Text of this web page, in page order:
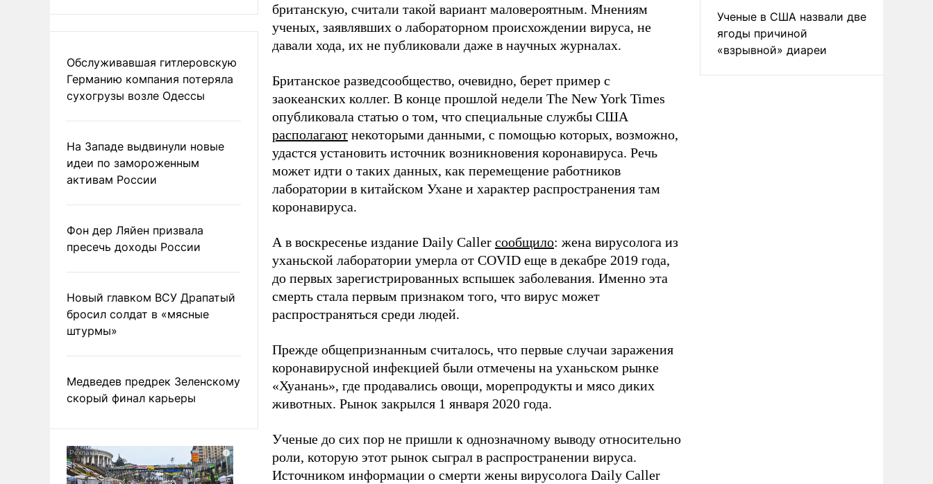
Обслуживавшая гитлеровскую
Германию компания потеряла
сухогрузы возле Одессы
На Западе выдвинули новые
идеи по замороженным
активам России
Фон дер Ляйен призвала
пресечь доходы России
Новый главком ВСУ Драпатый
бросил солдат в «мясные
штурмы»
Медведев предрек Зеленскому
скорый финал карьеры
британскую, считали такой вариант маловероятным. Мнениям
ученых, заявлявших о лабораторном происхождении вируса, не
давали хода, их не публиковали даже в научных журналах.
Британское разведсообщество, очевидно, берет пример с
заокеанских коллег. В конце прошлой недели The New York Times
опубликовала статью о том, что специальные службы США
располагают некоторыми данными, с помощью которых, возможно,
удастся установить источник возникновения коронавируса. Речь
может идти о таких данных, как перемещение работников
лаборатории в китайском Ухане и характер распространения там
коронавируса.
А в воскресенье издание Daily Caller сообщило: жена вирусолога из
уханьской лаборатории умерла от COVID еще в декабре 2019 года,
до первых зарегистрированных вспышек заболевания. Именно эта
смерть стала первым признаком того, что вирус может
распространяться среди людей.
Прежде общепризнанным считалось, что первые случаи заражения
коронавирусной инфекцией были отмечены на уханьском рынке
«Хуанань», где продавались овощи, морепродукты и мясо диких
животных. Рынок закрылся 1 января 2020 года.
Ученые до сих пор не пришли к однозначному выводу относительно
роли, которую этот рынок сыграл в распространении вируса.
Источником информации о смерти жены вирусолога Daily Caller
Ученые в США назвали две
ягоды причиной
«взрывной» диареи